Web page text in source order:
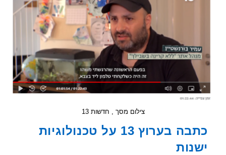
צילום מסך , חדשות 13
כתבה בערוץ 13 על טכנולוגיות